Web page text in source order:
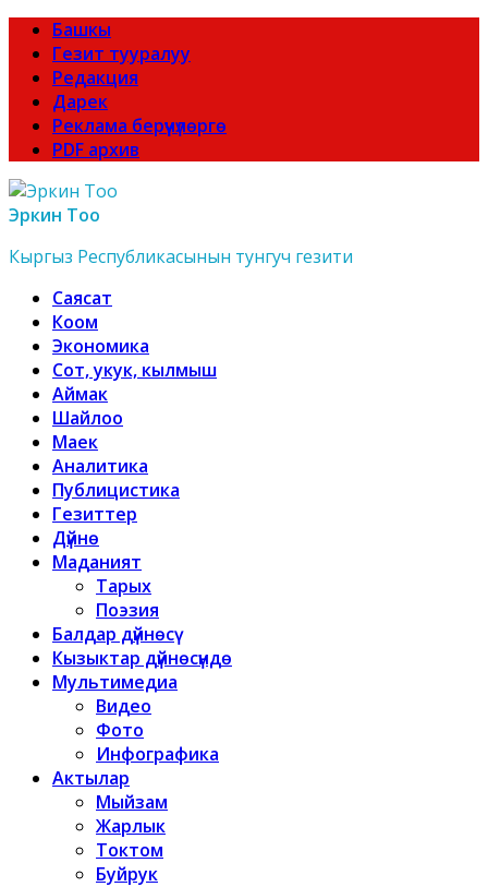
Башкы
Гезит тууралуу
Редакция
Дарек
Реклама берүүчүлөргө
PDF архив
Эркин Тоо
Кыргыз Республикасынын тунгуч гезити
Саясат
Коом
Экономика
Сот, укук, кылмыш
Аймак
Шайлоо
Маек
Аналитика
Публицистика
Гезиттер
Дүйнө
Маданият
Тарых
Поэзия
Балдар дүйнөсү
Кызыктар дүйнөсүндө
Мультимедиа
Видео
Фото
Инфографика
Актылар
Мыйзам
Жарлык
Токтом
Буйрук